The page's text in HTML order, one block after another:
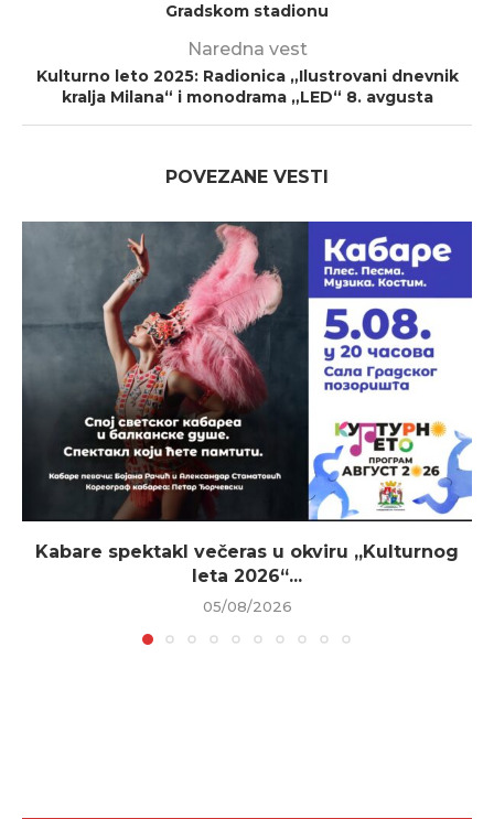
Gradskom stadionu
Naredna vest
Kulturno leto 2025: Radionica „Ilustrovani dnevnik
kralja Milana“ i monodrama „LED“ 8. avgusta
POVEZANE VESTI
Kabare spektakl večeras u okviru „Kulturnog
leta 2026“...
05/08/2026